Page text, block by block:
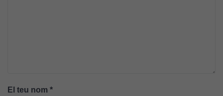
El teu nom *